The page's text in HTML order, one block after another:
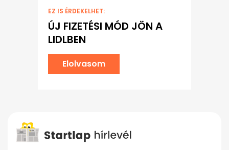
EZ IS ÉRDEKELHET:
ÚJ FIZETÉSI MÓD JÖN A
LIDLBEN
Elolvasom